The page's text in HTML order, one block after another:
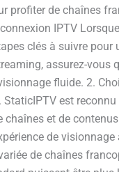
profiter de chaînes
IPTV
clés à suivre
assurez-
fluide. 2.
est
et de
de
de chaînes